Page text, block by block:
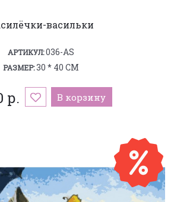
васильки
АРТИКУЛ:036-AS
РАЗМЕР:30 * 40 СМ
р. В корзину